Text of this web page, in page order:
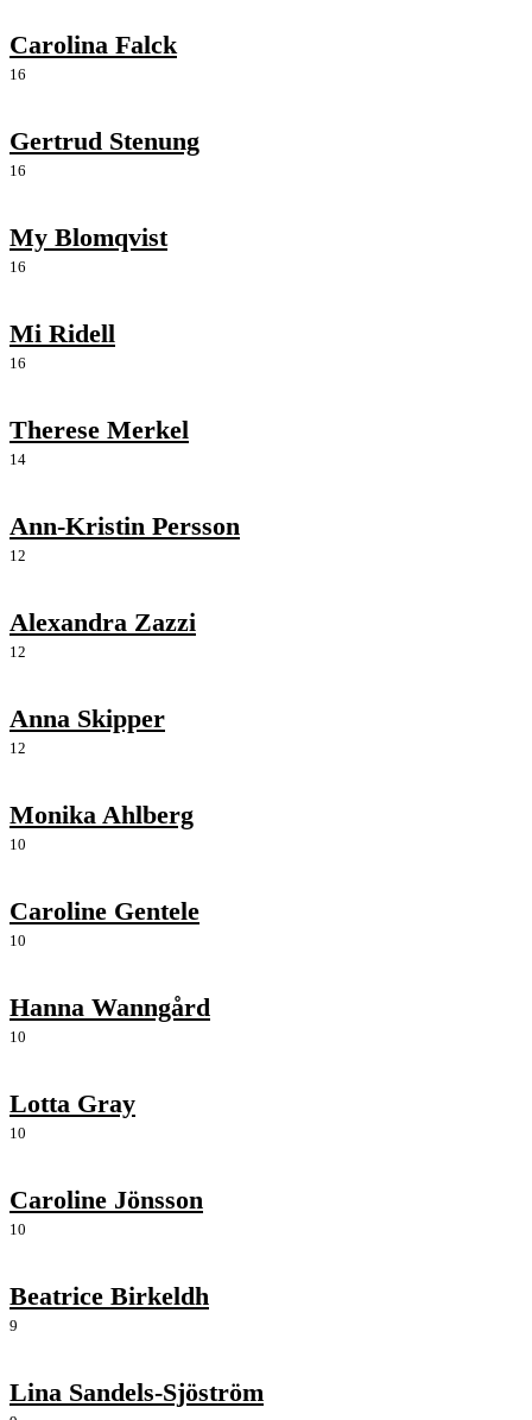
Carolina Falck
16
Gertrud Stenung
16
My Blomqvist
16
Mi Ridell
16
Therese Merkel
14
Ann-Kristin Persson
12
Alexandra Zazzi
12
Anna Skipper
12
Monika Ahlberg
10
Caroline Gentele
10
Hanna Wanngård
10
Lotta Gray
10
Caroline Jönsson
10
Beatrice Birkeldh
9
Lina Sandels-Sjöström